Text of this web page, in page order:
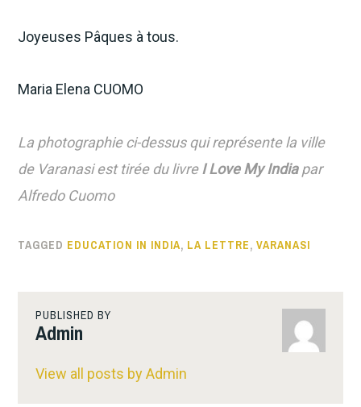
Joyeuses Pâques à tous.
Maria Elena CUOMO
La photographie ci-dessus qui représente la ville
de Varanasi est tirée du livre I Love My Indiapar
Alfredo Cuomo
TAGGED EDUCATION IN INDIA, LA LETTRE,VARANASI
PUBLISHED BY
Admin
View all posts by Admin